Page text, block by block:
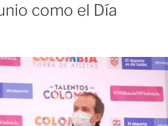
como el Día